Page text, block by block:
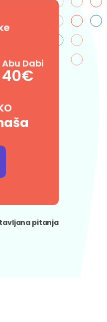
Abu Dabi
40€
pitanja